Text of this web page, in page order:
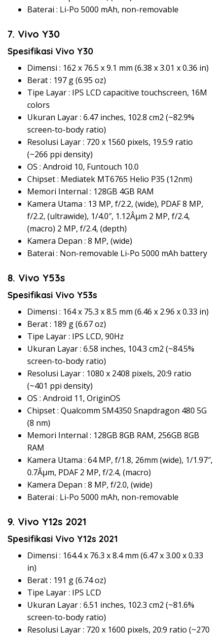
Baterai : Li-Po 5000 mAh, non-removable
7. Vivo Y30
Spesifikasi Vivo Y30
Dimensi : 162 x 76.5 x 9.1 mm (6.38 x 3.01 x 0.36 in)
Berat : 197 g (6.95 oz)
Tipe Layar : IPS LCD capacitive touchscreen, 16M
colors
Ukuran Layar : 6.47 inches, 102.8 cm2 (~82.9%
screen-to-body ratio)
Resolusi Layar : 720 x 1560 pixels, 19.5:9 ratio
(~266 ppi density)
OS : Android 10, Funtouch 10.0
Chipset : Mediatek MT6765 Helio P35 (12nm)
Memori Internal : 128GB 4GB RAM
Kamera Utama : 13 MP, f/2.2, (wide), PDAF 8 MP,
f/2.2, (ultrawide), 1/4.0″, 1.12Âµm 2 MP, f/2.4,
(macro) 2 MP, f/2.4, (depth)
Kamera Depan : 8 MP, (wide)
Baterai : Non-removable Li-Po 5000 mAh battery
8. Vivo Y53s
Spesifikasi Vivo Y53s
Dimensi : 164 x 75.3 x 8.5 mm (6.46 x 2.96 x 0.33 in)
Berat : 189 g (6.67 oz)
Tipe Layar : IPS LCD, 90Hz
Ukuran Layar : 6.58 inches, 104.3 cm2 (~84.5%
screen-to-body ratio)
Resolusi Layar : 1080 x 2408 pixels, 20:9 ratio
(~401 ppi density)
OS : Android 11, OriginOS
Chipset : Qualcomm SM4350 Snapdragon 480 5G
(8 nm)
Memori Internal : 128GB 8GB RAM, 256GB 8GB
RAM
Kamera Utama : 64 MP, f/1.8, 26mm (wide), 1/1.97″,
0.7Âµm, PDAF 2 MP, f/2.4, (macro)
Kamera Depan : 8 MP, f/2.0, (wide)
Baterai : Li-Po 5000 mAh, non-removable
9. Vivo Y12s 2021
Spesifikasi Vivo Y12s 2021
Dimensi : 164.4 x 76.3 x 8.4 mm (6.47 x 3.00 x 0.33
in)
Berat : 191 g (6.74 oz)
Tipe Layar : IPS LCD
Ukuran Layar : 6.51 inches, 102.3 cm2 (~81.6%
screen-to-body ratio)
Resolusi Layar : 720 x 1600 pixels, 20:9 ratio (~270